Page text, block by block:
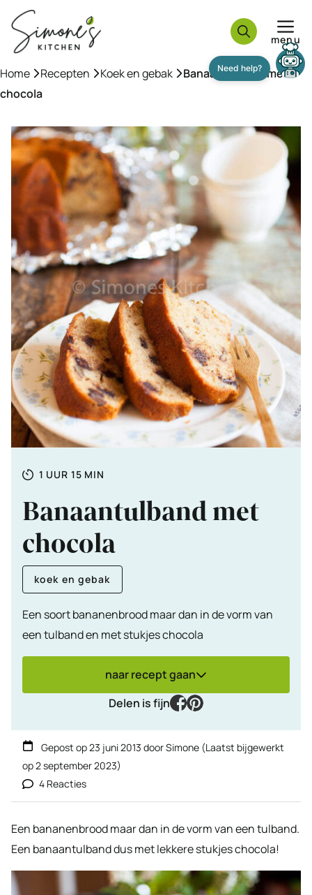
naar
inhoud
menu
Home »Recepten »Koek en gebak »Banaantulband met
chocola
Totale
1 UUR
UUR 15MINUTEN
MIN
Banaantulband met
chocola
koek en gebak
Een soort bananenbrood maar dan in de vorm van
een tulband en met stukjes chocola
naar recept gaan
Delen is fijn
facebook
pinterest
Gepost op23 juni 2013 doorSimone (Laatst bijgewerkt
op2 september 2023)
4 Reacties
Een bananenbrood maar dan in de vorm van een tulband.
Een banaantulband dus met lekkere stukjes chocola!